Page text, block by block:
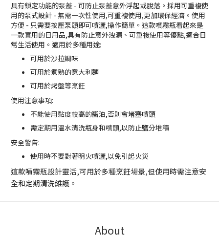
具有鎖定功能的泵蓋 - 可防止泵蓋意外浮起或脫落。採用可重複使
用的泵式設計 - 無需一次性使用,可重複使用,更加環保經濟。使用
方便 - 只需要按壓泵頭即可噴灑,操作簡單。這款噴霧瓶看起來是
一款實用的日用品,具有防止意外洩漏、可重複使用等優點,適合日
常生活使用。適用於多種用途:
可用於沙拉調味
可用於煮熟的意大利麵
可用於烤盤等烹飪
使用注意事項:
不能使用黏度較高的醬油,否則會堵塞噴頭
需定期用溫水清洗瓶身和噴頭,以防止鹽分堆積
安全警告:
使用時不要對著明火噴灑,以免引起火災
這款噴霧瓶設計靈活,可用於多種烹飪場景,但使用時需注意安
全和定期清洗維護。
About